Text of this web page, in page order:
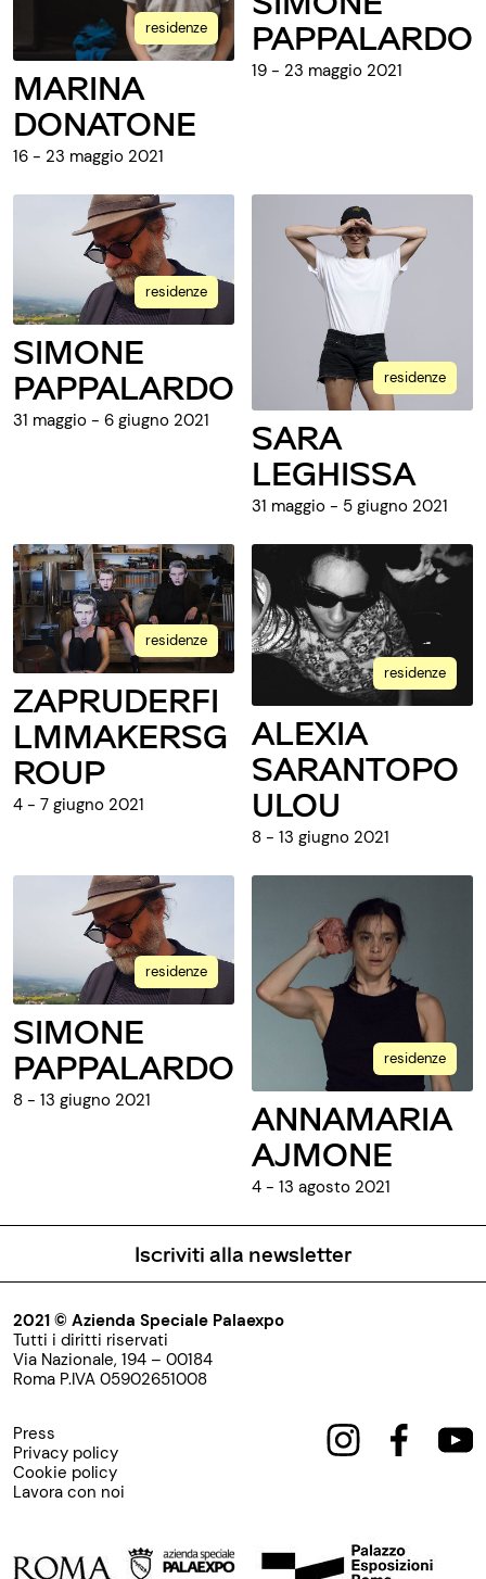
residenze
MARINA
DONATONE
16 - 23 maggio 2021
PAPPALARDO
19 - 23 maggio 2021
residenze
SIMONE
PAPPALARDO
31 maggio - 6 giugno 2021
residenze
SARA
LEGHISSA
31 maggio - 5 giugno 2021
residenze
ZAPRUDERFI
LMMAKERSG
ROUP
4 - 7 giugno 2021
residenze
ALEXIA
SARANTOPO
ULOU
8 - 13 giugno 2021
residenze
SIMONE
PAPPALARDO
8 - 13 giugno 2021
residenze
ANNAMARIA
AJMONE
4 - 13 agosto 2021
Iscriviti alla newsletter
2021 © Azienda Speciale Palaexpo
Tutti i diritti riservati
Via Nazionale, 194 – 00184
Roma P.IVA 05902651008
Press
Privacy policy
Cookie policy
Lavora con noi